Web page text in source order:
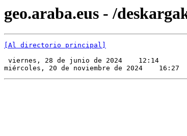
geo.araba.eus - /
[Al directorio principal]
viernes, 28 de junio de 2024    12:14
miércoles, 20 de noviembre de 2024